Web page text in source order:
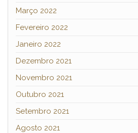
Março 2022
Fevereiro 2022
Janeiro 2022
Dezembro 2021
Novembro 2021
Outubro 2021
Setembro 2021
Agosto 2021